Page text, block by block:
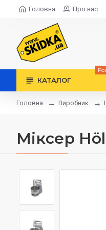
Головна Про нас
КАТАЛОГ
Головна Виробник
Міксер